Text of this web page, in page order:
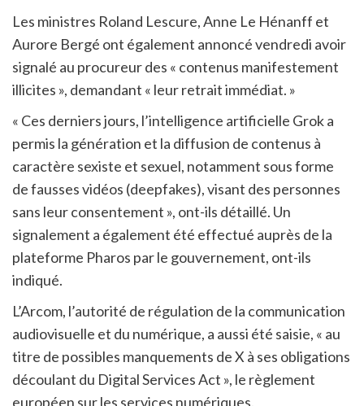
Les ministres Roland Lescure, Anne Le Hénanff et
Aurore Bergé ont également annoncé vendredi avoir
signalé au procureur des « contenus manifestement
illicites », demandant « leur retrait immédiat. »
« Ces derniers jours, l’intelligence artificielle Grok a
permis la génération et la diffusion de contenus à
caractère sexiste et sexuel, notamment sous forme
de fausses vidéos (deepfakes), visant des personnes
sans leur consentement », ont-ils détaillé. Un
signalement a également été effectué auprès de la
plateforme Pharos par le gouvernement, ont-ils
indiqué.
L’Arcom, l’autorité de régulation de la communication
audiovisuelle et du numérique, a aussi été saisie, « au
titre de possibles manquements de X à ses obligations
découlant du Digital Services Act », le règlement
européen sur les services numériques.